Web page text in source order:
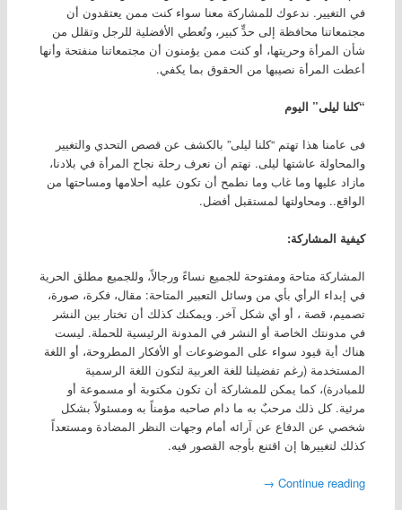
في التغيير. ندعوك للمشاركة معنا سواء كنت ممن يعتقدون أن
مجتمعاتنا محافظة إلى حدٍّ كبير، وتُعطي الأفضلية للرجل وتقلل من
شأن المرأة وحريتها، أو كنت ممن يؤمنون أن مجتمعاتنا منفتحة وأنها
أعطت المرأة نصيبها من الحقوق بما يكفي.
“كلنا ليلى” اليوم
فى عامنا هذا تهتم “كلنا ليلى” بالكشف عن قصص التحدي والتغيير
والمحاولة عاشتها ليلى. نهتم أن نعرف رحلة نجاح المرأة في بلادنا،
مازاد عليها وما غاب وما نطمح أن تكون عليه أحلامها ومساحتها من
الواقع.. ومحاولتها لمستقبل أفضل.
كيفية المشاركة:
المشاركة متاحة ومفتوحة للجميع نساءً ورجالاً، وللجميع مطلق الحرية
في إبداء الرأي بأي من وسائل التعبير المتاحة: مقال، فكرة، صورة،
تصميم، قصة ، أو أي شكل آخر. ويمكنك كذلك أن تختار بين النشر
في مدونتك الخاصة أو النشر في المدونة الرئيسية للحملة. ليست
هناك أية قيود سواء على الموضوعات أو الأفكار المطروحة، أو اللغة
المستخدمة (رغم تفضيلنا للغة العربية لتكون اللغة الرسمية
للمبادرة)، كما يمكن للمشاركة أن تكون مكتوبة أو مسموعة أو
مرئية. كل ذلك مرحبٌ به ما دام صاحبه مؤمناً به ومسئولاً بشكل
شخصي عن الدفاع عن آرائه أمام وجهات النظر المضادة ومستعداً
كذلك لتغييرها إن اقتنع بأوجه القصور فيه.
Continue reading
→